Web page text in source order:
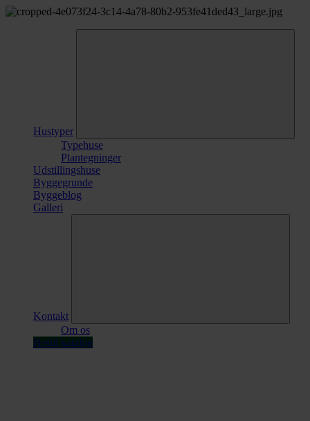
Hustyper
Typehuse
Plantegninger
Udstillingshuse
Byggegrunde
Byggeblog
Galleri
Kontakt
Om os
Bestil katalog